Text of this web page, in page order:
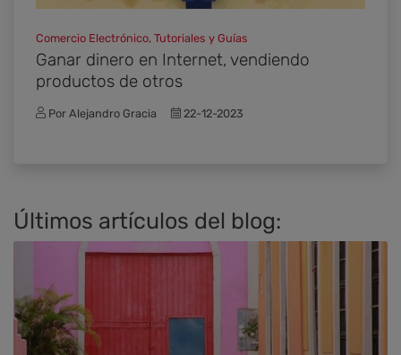
Comercio Electrónico, Tutoriales y Guías
Ganar dinero en Internet, vendiendo
productos de otros
Por Alejandro Gracia 22-12-2023
Últimos artículos del blog: